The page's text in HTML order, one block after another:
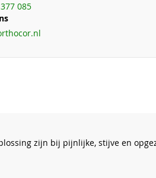
085
zijn bij pijnlijke, stijve en